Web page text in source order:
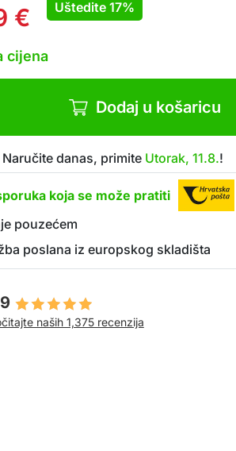
€ Uštedite 17%
cijena
Dodaj u košaricu
Naručite danas, primite Utorak, 11.8.!
koja se može pratiti
pouzećem
poslana iz europskog skladišta
naših 1,375 recenzija